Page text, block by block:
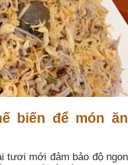
biến để món ăn
tươi mới đảm bảo độ ngon